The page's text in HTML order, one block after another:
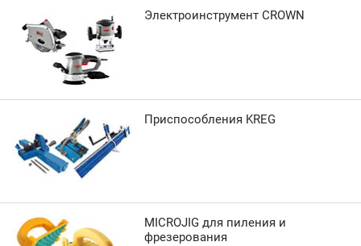
Электроинструмент CROWN
Приспособления KREG
MICROJIG для пиления и
фрезерования